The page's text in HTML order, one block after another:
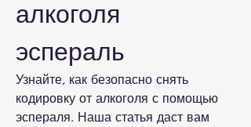
алкоголя
эспераль
Узнайте, как безопасно снять
кодировку от алкоголя с помощью
эспераля. Наша статья даст вам